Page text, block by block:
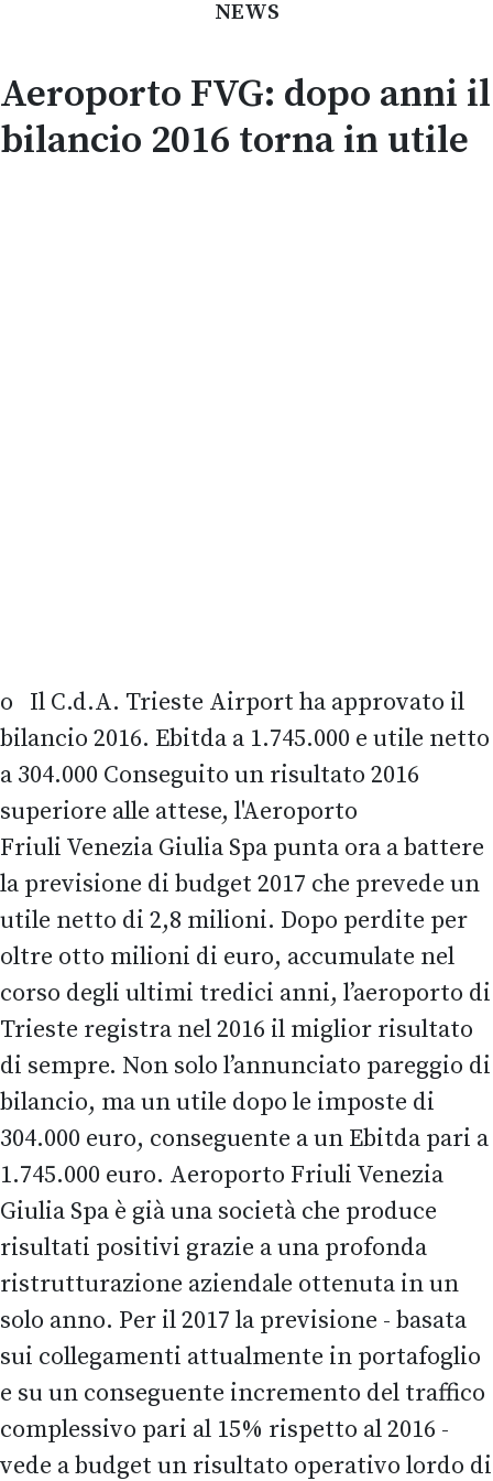
NEWS
Aeroporto FVG: dopo anni il
bilancio 2016 torna in utile
o Il C.d.A. Trieste Airport ha approvato il
bilancio 2016. Ebitda a 1.745.000 e utile netto
a 304.000 Conseguito un risultato 2016
superiore alle attese, l'Aeroporto
Friuli Venezia Giulia Spa punta ora a battere
la previsione di budget 2017 che prevede un
utile netto di 2,8 milioni. Dopo perdite per
oltre otto milioni di euro, accumulate nel
corso degli ultimi tredici anni, l’aeroporto di
Trieste registra nel 2016 il miglior risultato
di sempre. Non solo l’annunciato pareggio di
bilancio, ma un utile dopo le imposte di
304.000 euro, conseguente a un Ebitda pari a
1.745.000 euro. Aeroporto Friuli Venezia
Giulia Spa è già una società che produce
risultati positivi grazie a una profonda
ristrutturazione aziendale ottenuta in un
solo anno. Per il 2017 la previsione - basata
sui collegamenti attualmente in portafoglio
e su un conseguente incremento del traffico
complessivo pari al 15% rispetto al 2016 -
vede a budget un risultato operativo lordo di